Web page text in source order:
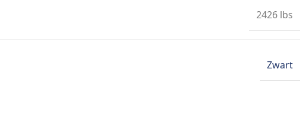
2426 lbs
Zwart